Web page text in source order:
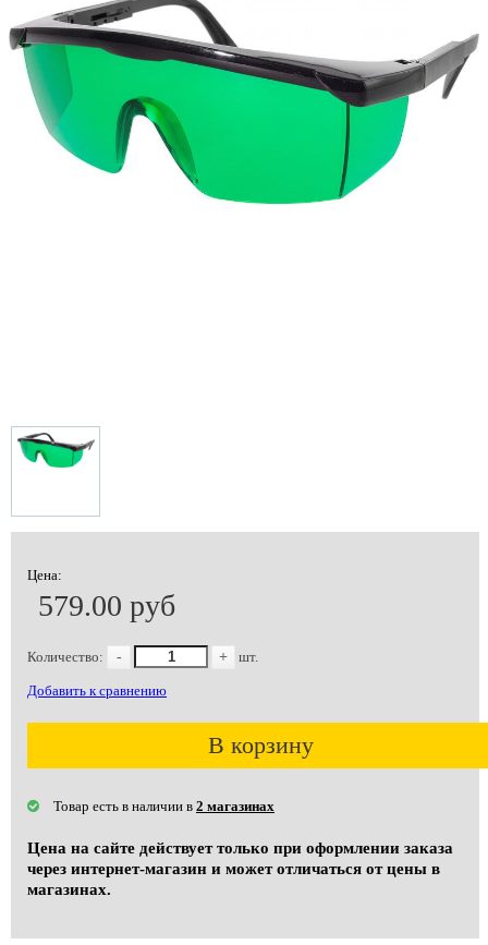
Цена:
579.00 руб
Количество: - + шт.
Добавить к сравнению
В корзину
Товар есть в наличии в 2 магазинах
Цена на сайте действует только при оформлении заказа
через интернет-магазин и может отличаться от цены в
магазинах.